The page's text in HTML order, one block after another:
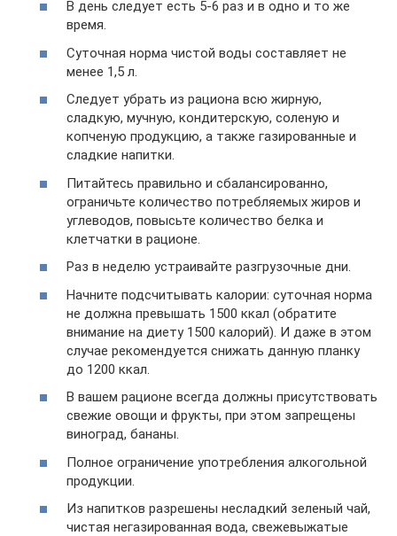
В день следует есть 5-6 раз и в одно и то же
время.
Суточная норма чистой воды составляет не
менее 1,5 л.
Следует убрать из рациона всю жирную,
сладкую, мучную, кондитерскую, соленую и
копченую продукцию, а также газированные и
сладкие напитки.
Питайтесь правильно и сбалансированно,
ограничьте количество потребляемых жиров и
углеводов, повысьте количество белка и
клетчатки в рационе.
Раз в неделю устраивайте разгрузочные дни.
Начните подсчитывать калории: суточная норма
не должна превышать 1500 ккал (обратите
внимание на диету 1500 калорий). И даже в этом
случае рекомендуется снижать данную планку
до 1200 ккал.
В вашем рационе всегда должны присутствовать
свежие овощи и фрукты, при этом запрещены
виноград, бананы.
Полное ограничение употребления алкогольной
продукции.
Из напитков разрешены несладкий зеленый чай,
чистая негазированная вода, свежевыжатые